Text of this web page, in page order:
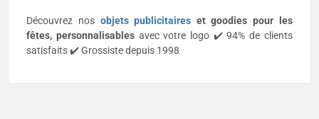
Découvrez nos objets publicitaires et goodies pour les
fêtes, personnalisablesavec votre logo ✔️ 94% de clients
satisfaits ✔️ Grossiste depuis 1998